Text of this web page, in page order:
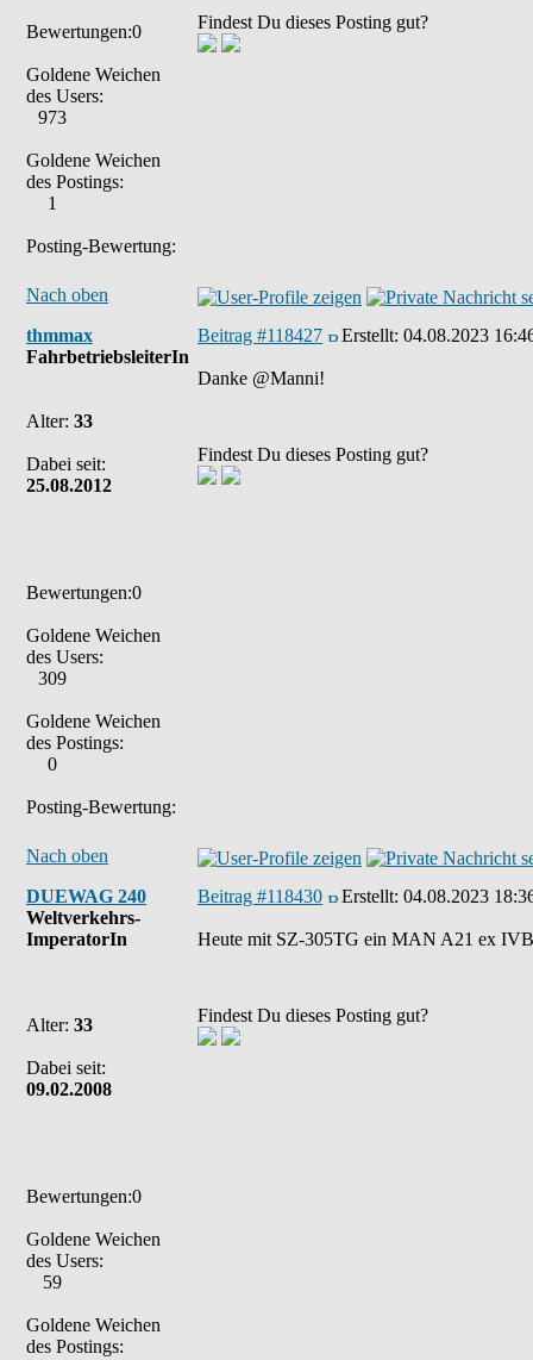
Bewertungen:0
Goldene Weichen
des Users:
973
Goldene Weichen
des Postings:
1
Posting-Bewertung:
Findest Du dieses Posting gut?
Nach oben
thmmax
FahrbetriebsleiterIn
Alter: 33
Dabei seit:
25.08.2012
Bewertungen:0
Goldene Weichen
des Users:
309
Goldene Weichen
des Postings:
0
Posting-Bewertung:
Beitrag #118427 Erstellt: 04.08.2023
Danke @Manni!
Findest Du dieses Posting gut?
Nach oben
DUEWAG 240
Weltverkehrs-
ImperatorIn
Alter: 33
Dabei seit:
09.02.2008
Bewertungen:0
Goldene Weichen
des Users:
59
Goldene Weichen
des Postings:
Beitrag #118430 Erstellt: 04.08.2023
Heute mit SZ-305TG ein MAN A21 ex
Findest Du dieses Posting gut?